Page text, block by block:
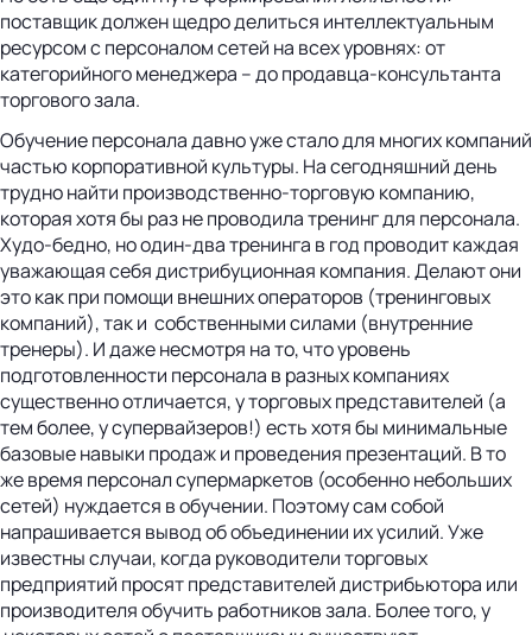
поставщик должен щедро делиться интеллектуальным
ресурсом с персоналом сетей на всех уровнях: от
категорийного менеджера – до продавца-консультанта
торгового зала.
Обучение персонала давно уже стало для многих компаний
частью корпоративной культуры. На сегодняшний день
трудно найти производственно-торговую компанию,
которая хотя бы раз не проводила тренинг для персонала.
Худо-бедно, но один-два тренинга в год проводит каждая
уважающая себя дистрибуционная компания. Делают они
это как при помощи внешних операторов (тренинговых
компаний), так и собственными силами (внутренние
тренеры). И даже несмотря на то, что уровень
подготовленности персонала в разных компаниях
существенно отличается, у торговых представителей (а
тем более, у супервайзеров!) есть хотя бы минимальные
базовые навыки продаж и проведения презентаций. В то
же время персонал супермаркетов (особенно небольших
сетей) нуждается в обучении. Поэтому сам собой
напрашивается вывод об объединении их усилий. Уже
известны случаи, когда руководители торговых
предприятий просят представителей дистрибьютора или
производителя обучить работников зала. Более того, у